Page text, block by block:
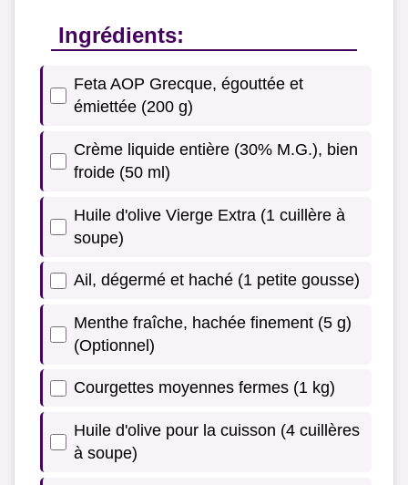
Ingrédients:
Feta AOP Grecque, égouttée et
émiettée (200 g)
Crème liquide entière (30% M.G.), bien
froide (50 ml)
Huile d'olive Vierge Extra (1 cuillère à
soupe)
Ail, dégermé et haché (1 petite gousse)
Menthe fraîche, hachée finement (5 g)
(Optionnel)
Courgettes moyennes fermes (1 kg)
Huile d'olive pour la cuisson (4 cuillères
à soupe)